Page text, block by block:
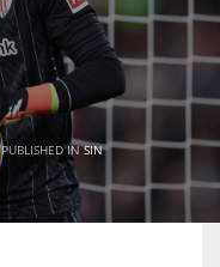
PUBLISHED INSIN